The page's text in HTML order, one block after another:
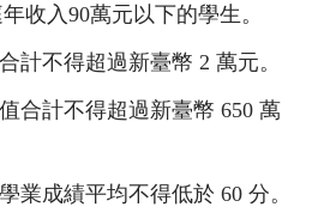
收入 90萬元以下的學生。
得超過新臺幣 2 萬元。
不得超過新臺幣 650 萬
業成績平均不得低於 60 分。